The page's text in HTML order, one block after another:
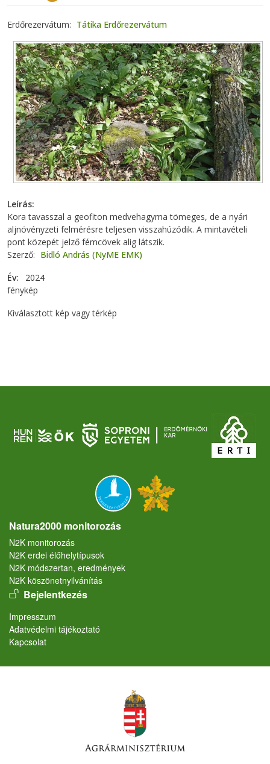
Erdőrezervátum Tátika Erdőrezervátum
Leírás
Kora tavasszal a geofiton medvehagyma tömeges, de a nyári
aljnövényzeti felmérésre teljesen visszahúzódik. A mintavételi
pont közepét jelző fémcövek alig látszik.
Szerző
Bidló András (NyME EMK)
Év
2024
fénykép
Kiválasztott kép vagy térkép
Natura2000 monitorozás
N2K monitorozás
N2K erdei élőhelytípusok
N2K módszertan, eredmények
N2K köszönetnyilvánítás
User account menu
Bejelentkezés
Lábléc
Impresszum
Adatvédelmi tájékoztató
Kapcsolat